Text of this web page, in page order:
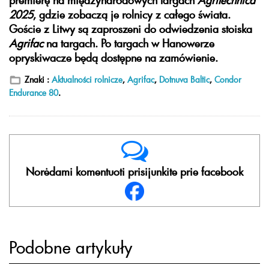
2025, gdzie zobaczą je rolnicy z całego świata.
Goście z Litwy są zaproszeni do odwiedzenia stoiska
Agrifacna targach. Po targach w Hanowerze
opryskiwacze będą dostępne na zamówienie.
Znaki : Aktualności rolnicze, Agrifac, Dotnuva Baltic, Condor
Endurance 80.
Norėdami komentuoti prisijunkite prie facebook
Podobne artykuły